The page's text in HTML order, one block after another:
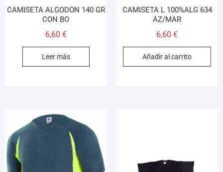
CAMISETA ALGODON 140 GR
CON BO
6,60 €
Leer más
CAMISETA L 100%ALG 634
AZ/MAR
6,60€
Añadir al carrito